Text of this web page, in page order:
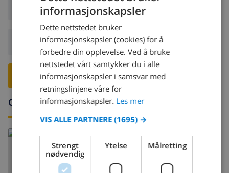
Ankomst:Fra 16:00 før 20:00
Avreise:Før: 10:00
RESERVER DENNE VILLAEN ›
Omgivelser
SPANISH
GERMAN
NORWEGIAN
informasjonskapsler
Dette nettstedet bruker
informasjonskapsler (cookies) for å
forbedre din opplevelse. Ved å bruke
nettstedet vårt samtykker du i alle
informasjonskapsler i samsvar med
retningslinjene våre for
informasjonskapsler. Les mer
VIS ALLE PARTNERE (1695) →
Strengt
nødvendig
Ytelse Målretting